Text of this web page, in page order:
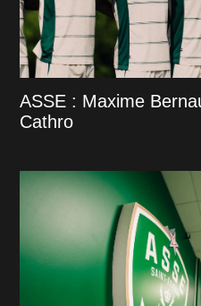
ASSE : Maxime
Cathro